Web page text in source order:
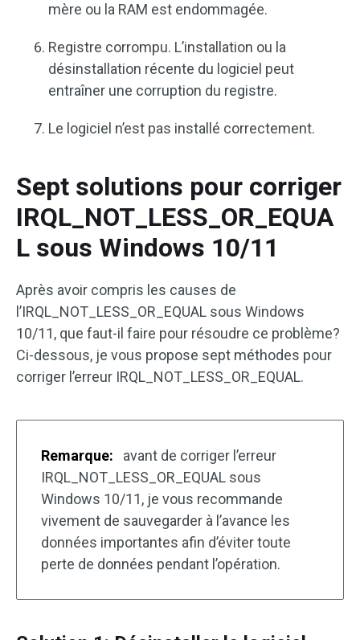
mère ou la RAM est endommagée.
Registre corrompu. L’installation ou la
désinstallation récente du logiciel peut
entraîner une corruption du registre.
Le logiciel n’est pas installé correctement.
Sept solutions pour corriger
IRQL_NOT_LESS_OR_EQUA
L sous Windows 10/11
Après avoir compris les causes de
l’IRQL_NOT_LESS_OR_EQUAL sous Windows
10/11, que faut-il faire pour résoudre ce problème?
Ci-dessous, je vous propose sept méthodes pour
corriger l’erreur IRQL_NOT_LESS_OR_EQUAL.
Remarque:
avant de corriger l’erreur
IRQL_NOT_LESS_OR_EQUAL sous
Windows 10/11, je vous recommande
vivement de sauvegarder à l’avance les
données importantes afin d’éviter toute
perte de données pendant l’opération.